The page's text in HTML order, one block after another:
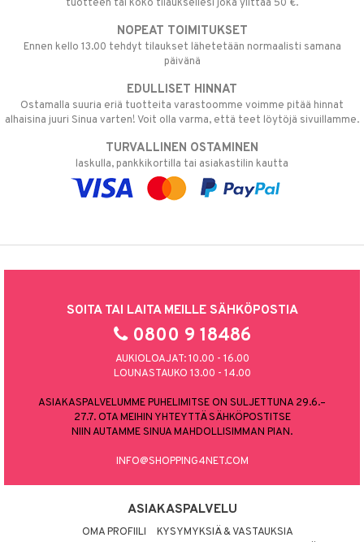
tuotteen tai koko tilauksellesi joka ylittää 50 €.
NOPEAT TOIMITUKSET
Ennen kello 13.00 tehdyt tilaukset lähetetään normaalisti samana
päivänä
EDULLISET HINNAT
Ostamalla suuria eriä tuotteita varastoomme voimme pitää hinnat
alhaisina juuri Sinua varten! Voit olla varma, että teet löytöjä sivuillamme.
TURVALLINEN OSTAMINEN
laskulla, pankkikortilla tai asiakastilin kautta
SOITA TAI LAITA MEILLE SÄHKÖPOSTIA
0800 9 18486
AUKIOLOAJAT: 10.00 - 16.00
LOUNASTAUKO 13.00 - 14.00
ASIAKASPALVELUMME PUHELIMITSE ON SULJETTUNA 29.6.–
27.7. OTA MEIHIN YHTEYTTÄ SÄHKÖPOSTITSE
NIIN AUTAMME SINUA MAHDOLLISIMMAN PIAN.
INFO@SHOPPING4NET.COM
ASIAKASPALVELU
OMA PROFIILI
KYSYMYKSIÄ & VASTAUKSIA